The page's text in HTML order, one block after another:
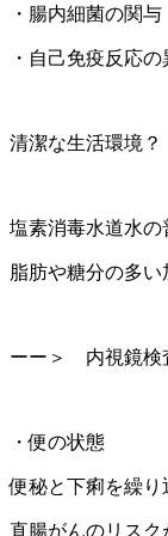
・腸内細菌の関与
・自己免疫反応の
清潔な生活環境？
塩素消毒水道水
脂肪や糖分の多
ーー＞ 内視鏡検
・便の状態
便秘と下痢を繰り
直腸がんのリス